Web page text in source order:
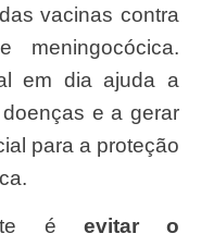
vacinas contra
meningocócica.
em dia ajuda a
e a gerar
para a proteção
é evitar o